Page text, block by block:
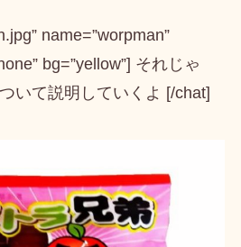
name=”worpman”
bg=”yellow”] それじゃ
いて説明していくよ [/chat]